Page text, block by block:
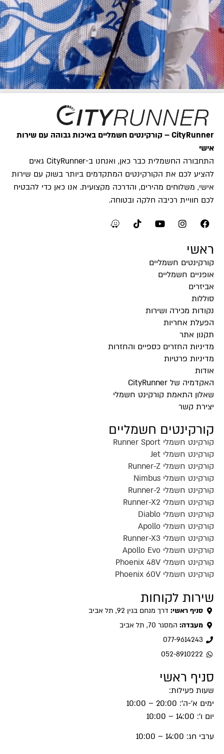
CityRunner – קורקינטים חשמליים באיכות גבוהה עם שירות
אישי
התחבורה החשמלית כבר כאן, ואנחנו ב-CityRunner גאים
להציע לכם את הקורקינטים המתקדמים ביותר בשוק עם שירות
אישי, משלוחים מהירים, והדרכה מקצועית. אנו כאן כדי להבטיח
לכם חוויית רכיבה חלקה ובטוחה.
ראשי
קורקינטים חשמליים
אופניים חשמליים
אביזרים
סוללות
נקודות מכירה ושירות
הפעלת אחריות
תקנון אתר
מדיניות החזרים כספיים והחזרות
מדיניות פרטיות
אודות
האקדמיה של CityRunner
שאלון התאמת קורקינט חשמלי
יצירת קשר
קורקינטים חשמליים
קורקינט חשמלי Runner Sport
קורקינט חשמלי Jet
קורקינט חשמלי Runner-Z
קורקינט חשמלי Nimbus
קורקינט חשמלי Runner-2
קורקינט חשמלי Runner-X2
קורקינט חשמלי Diablo
קורקינט חשמלי Apollo
קורקינט חשמלי Runner-X3
קורקינט חשמלי Apollo Evo
קורקינט חשמלי Phoenix 48V
קורקינט חשמלי Phoenix 60V
שירות לקוחות
סניף ראשי: דרך מנחם בגין 92, תל אביב
מעבדה: המסגר 70, תל אביב
077-9614243
052-8910222
סניף ראשי
שעות פעילות:
ימים א'-ה': 20:00 – 10:00
יום ו': 14:00 – 10:00
ערבי חג: 14:00 – 10:00